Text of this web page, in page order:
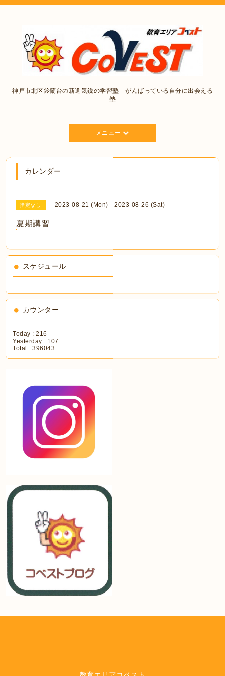
神戸市北区鈴蘭台の新進気鋭の学習塾 がんばっている自分に出会える
塾
メニュー
カレンダー
指定なし 2023-08-21 (Mon) - 2023-08-26 (Sat)
夏期講習
スケジュール
カウンター
Today :216
Yesterday : 107
Total :396043